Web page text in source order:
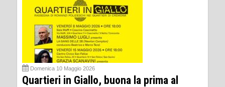
Domenica 10 Maggio 2026
Quartieri in Giallo, buona la prima al